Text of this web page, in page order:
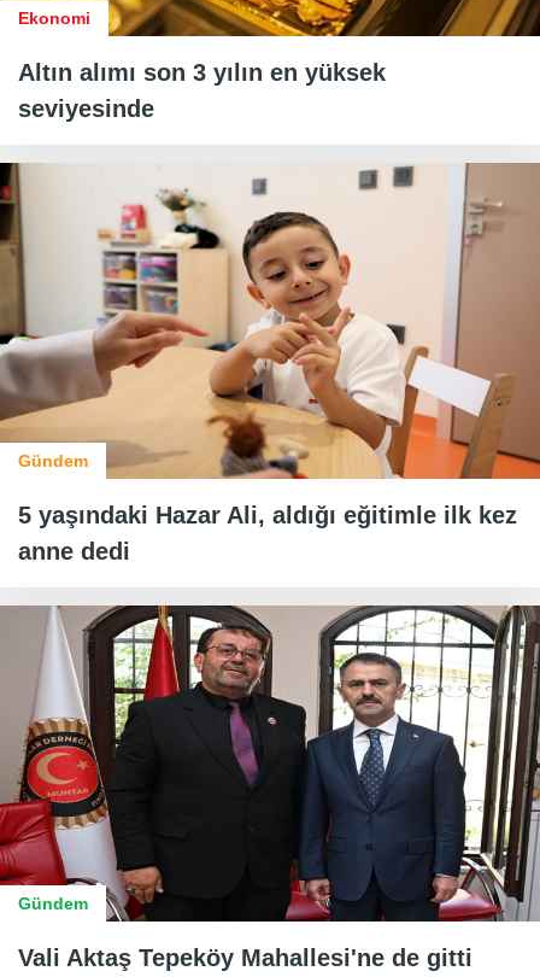
Ekonomi
Altın alımı son 3 yılın en yüksek
seviyesinde
Gündem
5 yaşındaki Hazar Ali, aldığı eğitimle ilk kez
anne dedi
Gündem
Vali Aktaş Tepeköy Mahallesi'ne de gitti